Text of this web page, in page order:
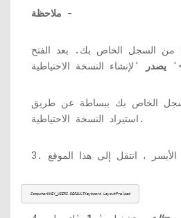
ملاحظة -
من السجل الخاص بك. بعد الفتح
يصدر
الخاص بك ببساطة عن طريق
استيراد النسخة الاحتياطية.
ComputerHKEY_USERS.DEFAULTKeyboard LayoutPreload